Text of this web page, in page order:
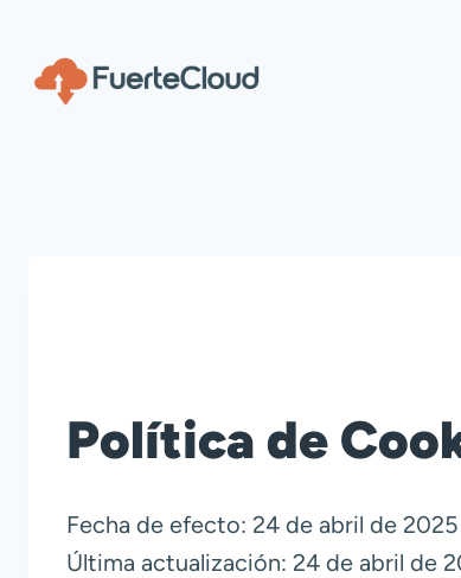
contenido
Política de
Fecha de efecto: 24 de abril de 2025
Última actualización: 24 de abril de